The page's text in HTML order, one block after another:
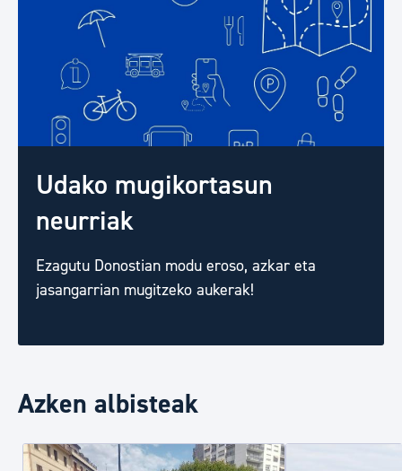
Udako mugikortasun
neurriak
Ezagutu Donostian modu eroso, azkar eta
jasangarrian mugitzeko aukerak!
Azken albisteak